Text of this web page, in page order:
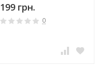
199 грн.
0